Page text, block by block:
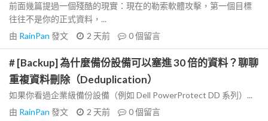
前面幾篇提過一個殘酷的現實：現在的勒索軟體攻擊，第一個目標
往往不是你的正式資料，...
由 RainPan 發文 2 天前 0個留言
# [Backup] 為什麼備份設備可以塞進 30 倍的資料？聊聊
重複資料刪除（Deduplication）
如果你看過企業級備份設備（例如 Dell PowerProtect DD 系列）...
由 RainPan 發文 2 天前 0個留言